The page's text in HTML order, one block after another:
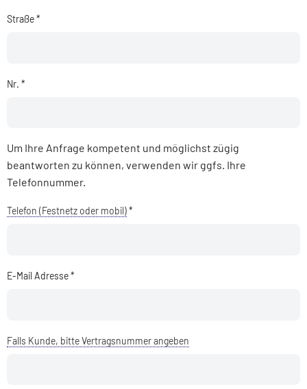
Straße *
Nr. *
Um Ihre Anfrage kompetent und möglichst zügig
beantworten zu können, verwenden wir ggfs. Ihre
Telefonnummer.
Telefon (Festnetz oder mobil)*
E-Mail Adresse *
Falls Kunde, bitte Vertragsnummer angeben